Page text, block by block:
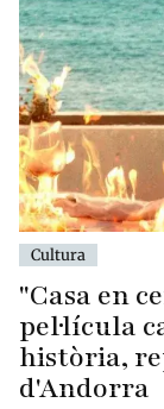
Cultura
"Casa en
pel·lícula
història,
d'Andorra